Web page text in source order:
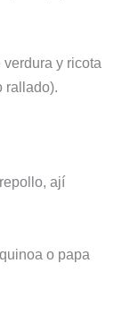
y ricota
rallado).
ají
o papa